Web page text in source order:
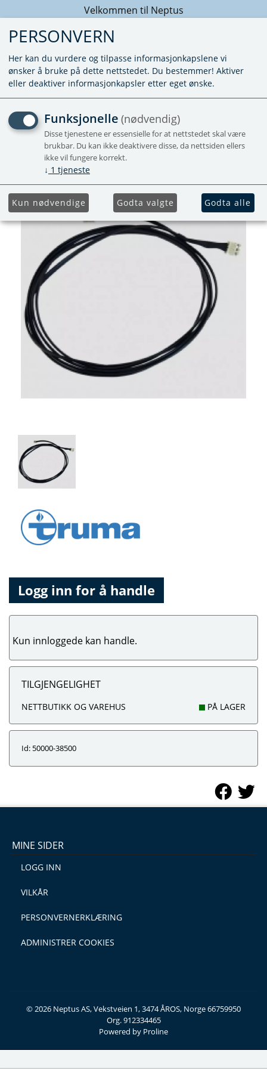
Velkommen til Neptus
DIAGNOSEKABEL MOVER
XT
Logg inn for å handle
Kun innloggede kan handle.
TILGJENGELIGHET
NETTBUTIKK OG VAREHUS PÅ LAGER
Id: 50000-38500
MINE SIDER
LOGG INN
VILKÅR
PERSONVERNERKLÆRING
ADMINISTRER COOKIES
© 2026 Neptus AS, Vekstveien 1, 3474 ÅROS, Norge 66759950
Org. 912334465
Powered by Proline
PERSONVERN
Her kan du vurdere og tilpasse informasjonkapslene vi
ønsker å bruke på dette nettstedet. Du bestemmer! Aktiver
eller deaktiver informasjonkapsler etter eget ønske.
Funksjonelle (nødvendig)
Disse tjenestene er essensielle for at nettstedet skal være
brukbar. Du kan ikke deaktivere disse, da nettsiden ellers
ikke vil fungere korrekt.
↓ 1 tjeneste
Kun nødvendige Godta valgte Godta alle